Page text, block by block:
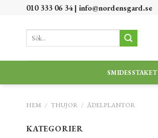
010 333 06 34 | info@nordensgard.se
efter:
SMIDESSTAKET
HEM / THUJOR / ÄDELPLANTOR
KATEGORIER